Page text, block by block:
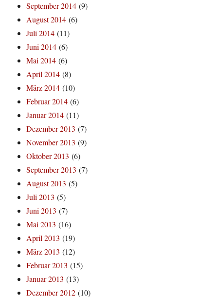
September 2014 (9)
August 2014 (6)
Juli 2014 (11)
Juni 2014 (6)
Mai 2014 (6)
April 2014 (8)
März 2014 (10)
Februar 2014 (6)
Januar 2014 (11)
Dezember 2013 (7)
November 2013 (9)
Oktober 2013 (6)
September 2013 (7)
August 2013 (5)
Juli 2013 (5)
Juni 2013 (7)
Mai 2013 (16)
April 2013 (19)
März 2013 (12)
Februar 2013 (15)
Januar 2013 (13)
Dezember 2012 (10)